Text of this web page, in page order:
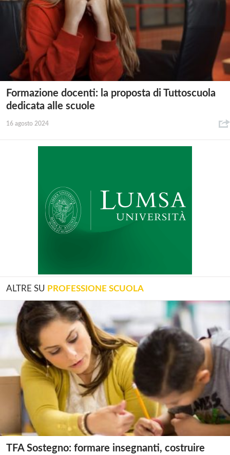
Formazione docenti: la proposta di Tuttoscuola
dedicata alle scuole
16 agosto 2024
ALTRE SU PROFESSIONE SCUOLA
TFA Sostegno: formare insegnanti, costruire